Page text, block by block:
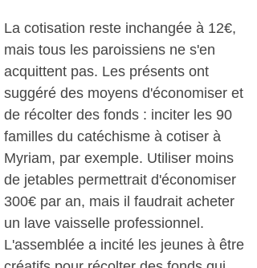
La cotisation reste inchangée à 12€,
mais tous les paroissiens ne s'en
acquittent pas. Les présents ont
suggéré des moyens d'économiser et
de récolter des fonds : inciter les 90
familles du catéchisme à cotiser à
Myriam, par exemple. Utiliser moins
de jetables permettrait d'économiser
300€ par an, mais il faudrait acheter
un lave vaisselle professionnel.
L'assemblée a incité les jeunes à être